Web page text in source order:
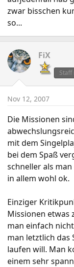
zwar bisschen
so...
FiX
Nov 12, 2007
Die Missionen
mit dem
bei dem Spaß
schneller als
in allem wohl ok.
Einziger
Missionen etwas
man einfach
man letztlich das
laufen will. Man
einem sehr